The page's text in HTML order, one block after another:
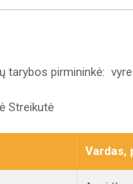
tarybos pirmininkė:
Streikutė
Vardas,